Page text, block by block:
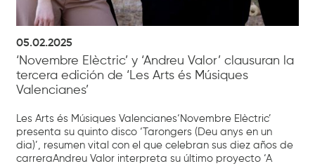
05.02.2025
‘Novembre Elèctric’ y ‘Andreu Valor’ clausuran la
tercera edición de ‘Les Arts és Músiques
Valencianes’
Les Arts és Músiques Valencianes‘Novembre Elèctric’
presenta su quinto disco ‘Tarongers (Deu anys en un
dia)’, resumen vital con el que celebran sus diez años de
carreraAndreu Valor interpreta su último proyecto ‘A